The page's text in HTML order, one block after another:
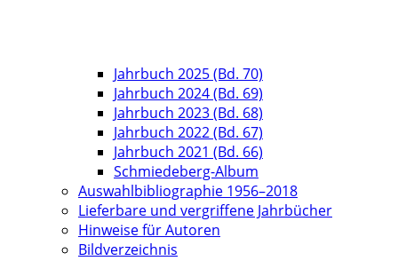
Jahrbuch 2025 (Bd. 70)
Jahrbuch 2024 (Bd. 69)
Jahrbuch 2023 (Bd. 68)
Jahrbuch 2022 (Bd. 67)
Jahrbuch 2021 (Bd. 66)
Schmiedeberg-Album
Auswahlbibliographie 1956–2018
Lieferbare und vergriffene Jahrbücher
Hinweise für Autoren
Bildverzeichnis